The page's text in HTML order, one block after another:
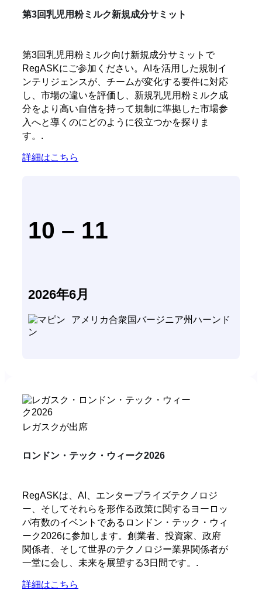
第3回乳児用粉ミルク新規成分サミット
第3回乳児用粉ミルク向け新規成分サミットで
RegASKにご参加ください。AIを活用した規制イ
ンテリジェンスが、チームが変化する要件に対応
し、市場の違いを評価し、新規乳児用粉ミルク成
分をより高い自信を持って規制に準拠した市場参
入へと導くのにどのように役立つかを探りま
す。.
詳細はこちら
10 – 11
2026年6月
アメリカ合衆国バージニア州ハーンド
ン
レガスクが出席
ロンドン・テック・ウィーク2026
RegASKは、AI、エンタープライズテクノロジ
ー、そしてそれらを形作る政策に関するヨーロッ
パ有数のイベントであるロンドン・テック・ウィ
ーク2026に参加します。創業者、投資家、政府
関係者、そして世界のテクノロジー業界関係者が
一堂に会し、未来を展望する3日間です。.
詳細はこちら